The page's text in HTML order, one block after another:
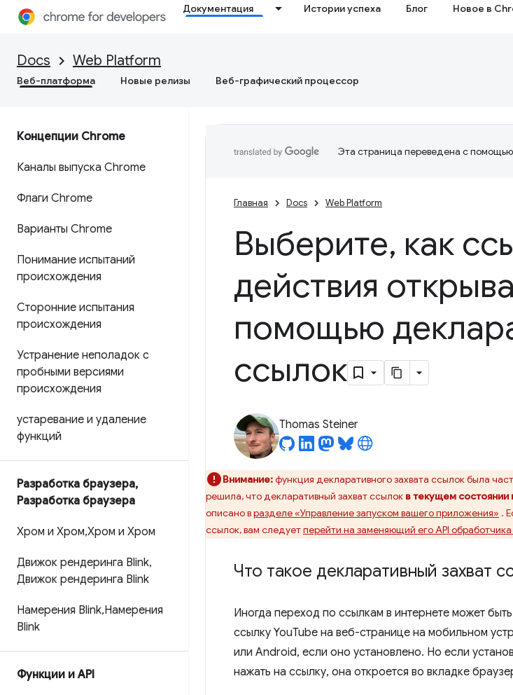
Документация Истории успеха Блог Новое в
Docs Web Platform
Веб-платформа Новые релизы Веб-графический процессор
Концепции Chrome
Каналы выпуска Chrome
Флаги Chrome
Варианты Chrome
Понимание испытаний
происхождения
Сторонние испытания
происхождения
Устранение неполадок с
пробными версиями
происхождения
устаревание и удаление
функций
Разработка браузера,
Разработка браузера
Хром и Хром,Хром и Хром
Движок рендеринга Blink,
Движок рендеринга Blink
Намерения Blink,Намерения
Blink
Функции и API
Эта страница переведена с помощью
Главная Docs Web Platform
Выберите, как
действия
помощью
ссылок
Thomas Steiner
Внимание:функция декларативного захвата ссылок была
решила, что декларативный захват ссылок в текущем состоянии
описано вразделе «Управление запуском вашего приложения» .
ссылок, вам следуетперейти на заменяющий его API обработчика
Что такое декларативный захват
Иногда переход по ссылкам в интернете может
ссылку YouTube на веб-странице на мобильном
или Android, если оно установлено. Но если
нажать на ссылку, она откроется во вкладке